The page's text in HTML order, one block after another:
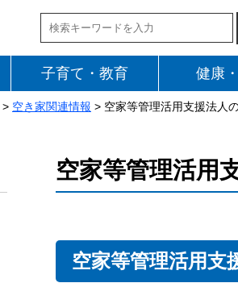
子育て・教育 健康
> 空き家関連情報 > 空家等管理活用支援法人
空家等管理活用
空家等管理活用支